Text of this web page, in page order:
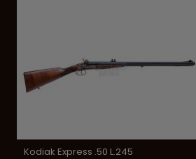
Kodiak Express .50 L.245